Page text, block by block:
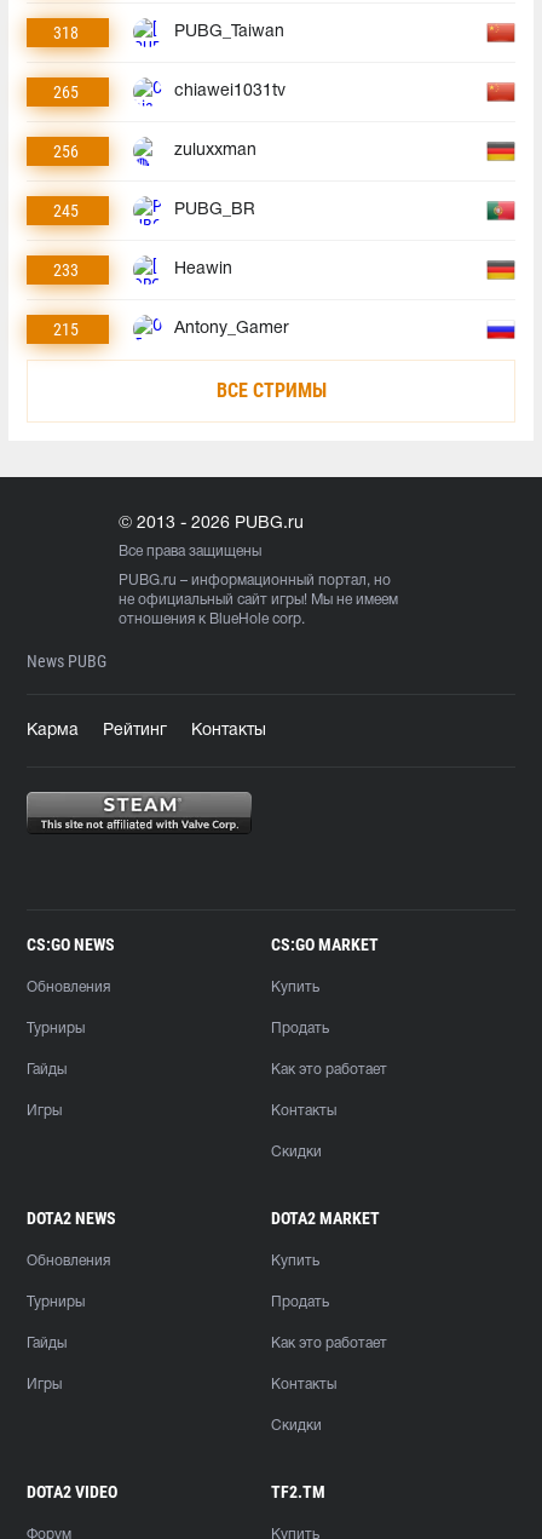
318 PUBG_Taiwan
265 chiawei1031tv
256 zuluxxman
245 PUBG_BR
233 Heawin
215 Antony_Gamer
ВСЕ СТРИМЫ
© 2013 - 2026 PUBG.ru
Все права защищены
PUBG.ru – информационный портал, но
не официальный сайт игры! Мы не имеем
отношения к BlueHole corp.
News PUBG
Карма Рейтинг Контакты
CS:GO NEWS
Обновления
Турниры
Гайды
Игры
CS:GO MARKET
Купить
Продать
Как это работает
Контакты
Скидки
DOTA2 NEWS
Обновления
Турниры
Гайды
Игры
DOTA2 MARKET
Купить
Продать
Как это работает
Контакты
Скидки
DOTA2 VIDEO
Форум
TF2.TM
Купить